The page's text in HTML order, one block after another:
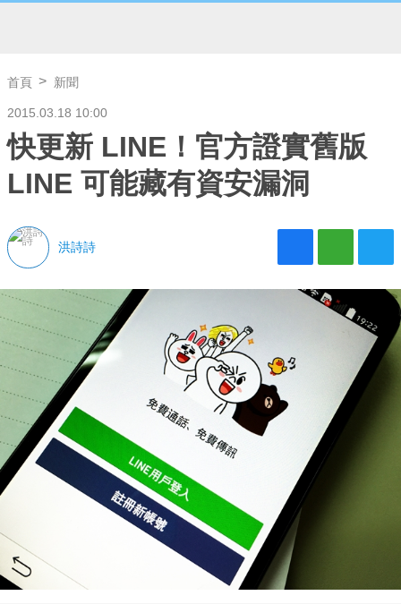
首頁 新聞
2015.03.18 10:00
快更新 LINE！官方證實舊版
LINE 可能藏有資安漏洞
洪詩詩